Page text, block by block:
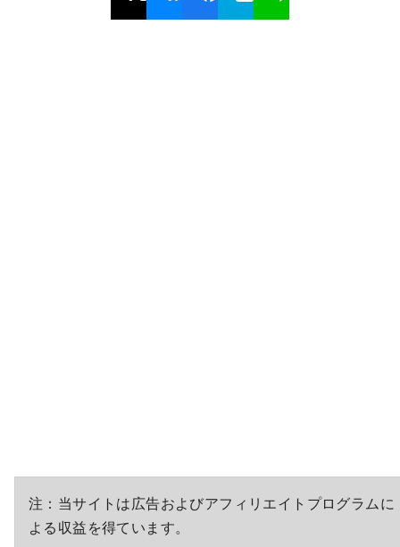
注：当サイトは広告およびアフィリエイトプログラムに
よる収益を得ています。